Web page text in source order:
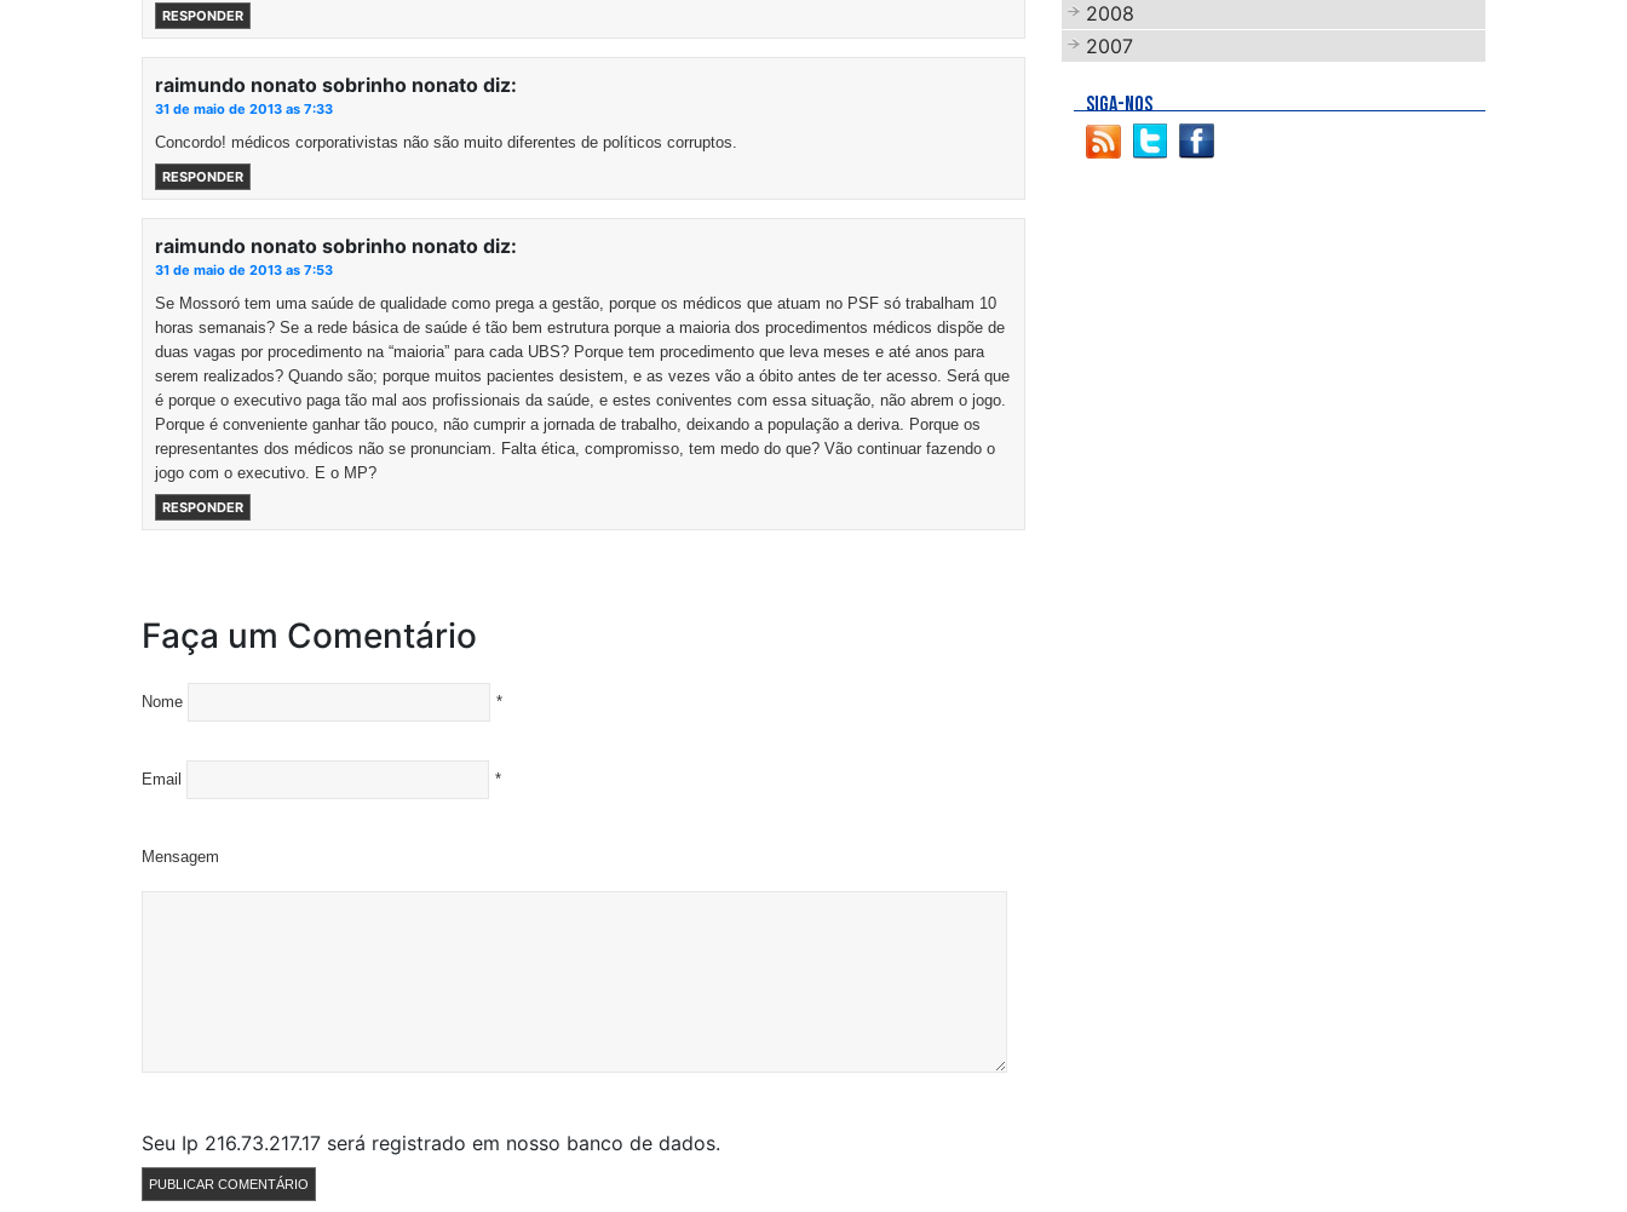
RESPONDER
raimundo nonato sobrinho nonato diz:
31 de maio de 2013 as 7:33
Concordo! médicos corporativistas não são muito diferentes de políticos corruptos.
RESPONDER
raimundo nonato sobrinho nonato diz:
31 de maio de 2013 as 7:53
Se Mossoró tem uma saúde de qualidade como prega a gestão, porque os médicos que atuam no PSF só trabalham 10
horas semanais? Se a rede básica de saúde é tão bem estrutura porque a maioria dos procedimentos médicos dispõe de
duas vagas por procedimento na “maioria” para cada UBS? Porque tem procedimento que leva meses e até anos para
serem realizados? Quando são; porque muitos pacientes desistem, e as vezes vão a óbito antes de ter acesso. Será que
é porque o executivo paga tão mal aos profissionais da saúde, e estes coniventes com essa situação, não abrem o jogo.
Porque é conveniente ganhar tão pouco, não cumprir a jornada de trabalho, deixando a população a deriva. Porque os
representantes dos médicos não se pronunciam. Falta ética, compromisso, tem medo do que? Vão continuar fazendo o
jogo com o executivo. E o MP?
RESPONDER
Faça um Comentário
Nome *
Email *
Mensagem
Seu Ip 216.73.217.17 será registrado em nosso banco de dados.
2008
2007
SIGA-NOS